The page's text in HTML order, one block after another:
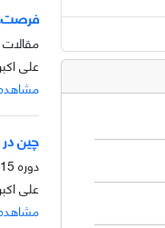
مقالات
علی
چین
دوره 15، شماره 1، خرداد 1404، صفحه
علی